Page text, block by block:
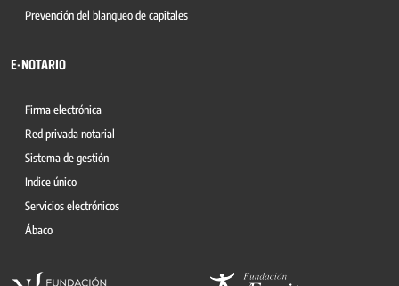
Prevención del blanqueo de capitales
E-NOTARIO
Firma electrónica
Red privada notarial
Sistema de gestión
Indice único
Servicios electrónicos
Ábaco